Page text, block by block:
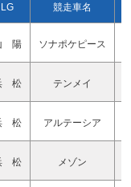
LG 競走車名
陽 ソナポケピース
松 テンメイ
松 アルテーシア
松 メゾン